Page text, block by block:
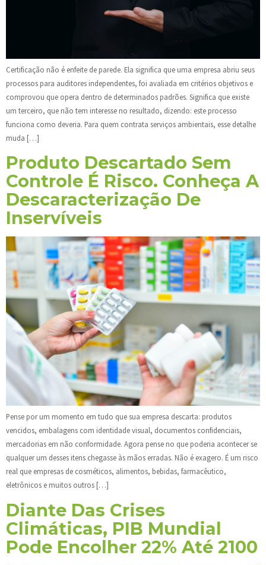
Certificação não é enfeite de parede. Ela significa que uma empresa abriu seus
processos para auditores independentes, foi avaliada em critérios objetivos e
comprovou que opera dentro de determinados padrões. Significa que existe
um terceiro, que não tem interesse no resultado, dizendo: este processo
funciona como deveria. Para quem contrata serviços ambientais, esse detalhe
muda […]
Produto Descartado Sem
Controle É Risco. Conheça A
Descaracterização De
Inservíveis
Pense por um momento em tudo que sua empresa descarta: produtos
vencidos, embalagens com identidade visual, documentos confidenciais,
mercadorias em não conformidade. Agora pense no que poderia acontecer se
qualquer um desses itens chegasse às mãos erradas. Não é exagero. É um risco
real que empresas de cosméticos, alimentos, bebidas, farmacêutico,
eletrônicos e muitos outros […]
Diante Das Crises
Climáticas, PIB Mundial
Pode Encolher 22% Até 2100